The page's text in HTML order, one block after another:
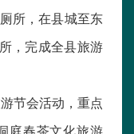
所，在县城至东
，完成全县旅游
节会活动，重点